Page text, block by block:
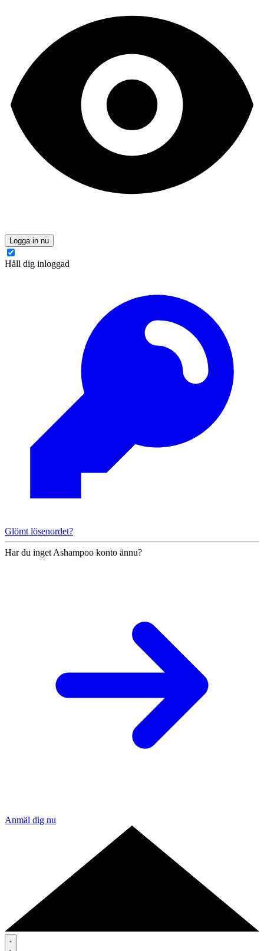
Logga in nu
Håll dig inloggad
Glömt lösenordet?
Har du inget Ashampoo konto ännu?
Anmäl dig nu